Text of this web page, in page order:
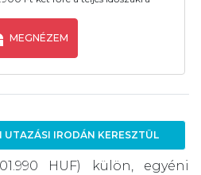
MEGNÉZEM
UTAZÁSI IRODÁN KERESZTÜL
HUF) külön, egyéni